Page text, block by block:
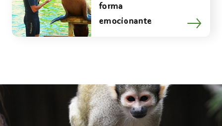
forma
emocionante